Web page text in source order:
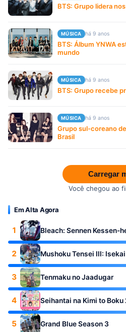
BTS: Grupo lidera
MÚSICA há 9 anos
BTS: Álbum YNWA
mundo
MÚSICA há 9 anos
BTS: Grupo recebe
MÚSICA há 9 anos
Grupo sul-coreano
Brasil
Carregar
Você chegou ao
Em Alta Agora
1 Bleach: Sennen Kessen-
2 Mushoku Tensei III:
3 Tenmaku no Jaadugar
4 Seihantai na Kimi to Boku
5 Grand Blue Season 3